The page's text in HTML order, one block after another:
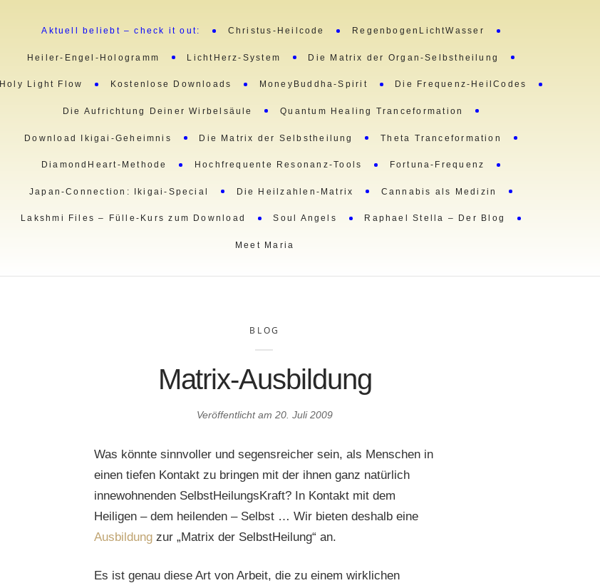
Aktuell beliebt – check it out: Christus-Heilcode RegenbogenLichtWasser
Heiler-Engel-Hologramm LichtHerz-System Die Matrix der Organ-Selbstheilung
Holy Light Flow Kostenlose Downloads MoneyBuddha-Spirit Die Frequenz-HeilCodes
Die Aufrichtung Deiner Wirbelsäule Quantum Healing Tranceformation
Download Ikigai-Geheimnis Die Matrix der Selbstheilung Theta Tranceformation
DiamondHeart-Methode Hochfrequente Resonanz-Tools Fortuna-Frequenz
Japan-Connection: Ikigai-Special Die Heilzahlen-Matrix Cannabis als Medizin
Lakshmi Files – Fülle-Kurs zum Download Soul Angels Raphael Stella – Der Blog
Meet Maria
BLOG
Matrix-Ausbildung
Veröffentlicht am20. Juli 2009
Was könnte sinnvoller und segensreicher sein, als Menschen in
einen tiefen Kontakt zu bringen mit der ihnen ganz natürlich
innewohnenden SelbstHeilungsKraft? In Kontakt mit dem
Heiligen – dem heilenden – Selbst … Wir bieten deshalb eine
Ausbildungzur „Matrix der SelbstHeilung“ an.
Es ist genau diese Art von Arbeit, die zu einem wirklichen